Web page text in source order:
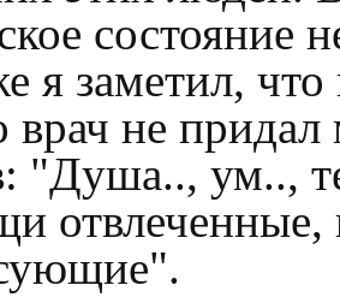
состояние
я заметил,
врач не
"Душа.., ум..,